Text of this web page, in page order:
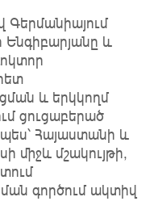
Գերմանիայում
և
և երկկողմ
ցուցաբերած
Հայաստանի և
միջև մշակույթի,
գործում ակտիվ